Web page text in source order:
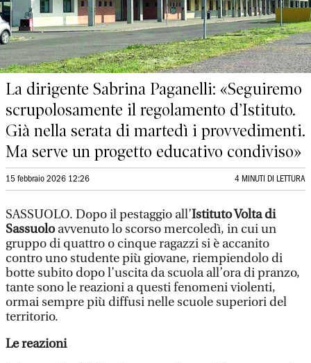
La dirigente Sabrina Paganelli: «Seguiremo
scrupolosamente il regolamento d’Istituto.
Già nella serata di martedì i provvedimenti.
Ma serve un progetto educativo condiviso»
15 febbraio 2026 12:26 4 MINUTI DI LETTURA
SASSUOLO. Dopo il pestaggio all’Istituto Volta di
Sassuoloavvenuto lo scorso mercoledì, in cui un
gruppo di quattro o cinque ragazzi si è accanito
contro uno studente più giovane, riempiendolo di
botte subito dopo l’uscita da scuola all’ora di pranzo,
tante sono le reazioni a questi fenomeni violenti,
ormai sempre più diffusi nelle scuole superiori del
territorio.
Le reazioni